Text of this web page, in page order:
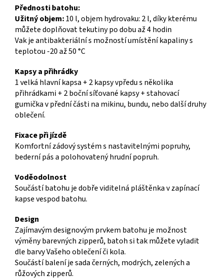
Přednosti batohu:
Užitný objem:10 l, objem hydrovaku: 2 l, díky kterému
můžete doplňovat tekutiny po dobu až 4 hodin
Vak je antibakteriální s možností umístění kapaliny s
teplotou -20 až 50 °C
Kapsy a přihrádky
1 velká hlavní kapsa + 2 kapsy vpředu s několika
přihrádkami + 2 boční síťované kapsy + stahovací
gumička v přední části na mikinu, bundu, nebo další druhy
oblečení.
Fixace při jízdě
Komfortní zádový systém s nastavitelnými popruhy,
bederní pás a polohovatený hrudní popruh.
Voděodolnost
Součástí batohu je dobře viditelná pláštěnka v zapínací
kapse vespod batohu.
Design
Zajímavým designovým prvkem batohu je možnost
výměny barevných zipperů, batoh si tak můžete vyladit
dle barvy Vašeho oblečení či kola.
Součástí balení je sada černých, modrých, zelených a
růžových zipperů.